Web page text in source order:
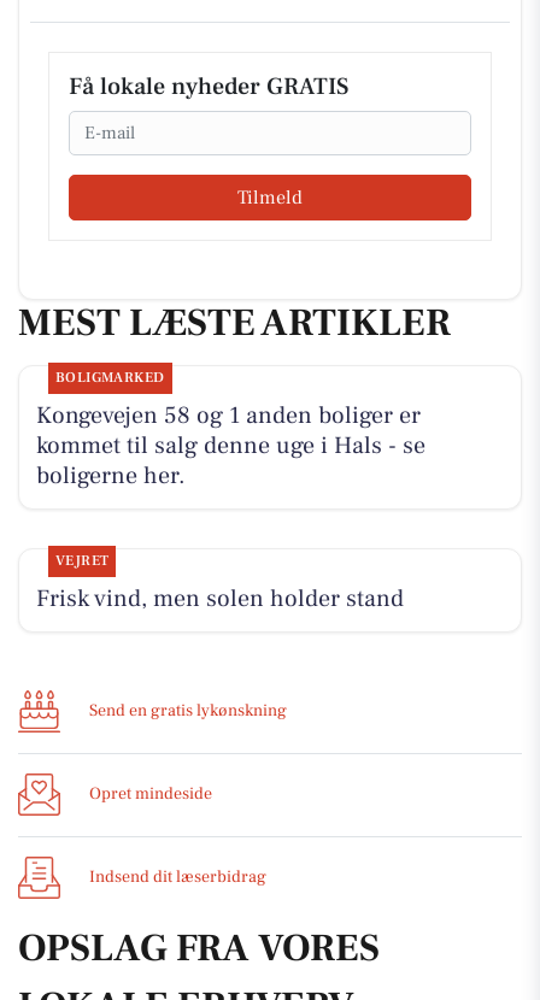
Få lokale nyheder GRATIS
Email
Tilmeld
MEST LÆSTE ARTIKLER
BOLIGMARKED
Kongevejen 58 og 1 anden boliger er
kommet til salg denne uge i Hals - se
boligerne her.
VEJRET
Frisk vind, men solen holder stand
Send en gratis lykønskning
Opret mindeside
Indsend dit læserbidrag
OPSLAG FRA VORES